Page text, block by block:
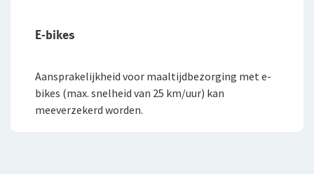
E-bikes
Aansprakelijkheid voor maaltijdbezorging met e-
bikes (max. snelheid van 25 km/uur) kan
meeverzekerd worden.